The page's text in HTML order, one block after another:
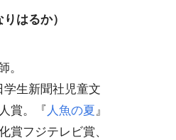
はるか）
。
学生新聞社児童文
賞。『 人魚の夏』
賞フジテレビ賞、